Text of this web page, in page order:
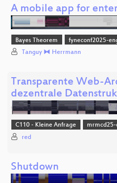
A mobile app for
Bayes Theorem fyneconf2025-
Tanguy ⧓ Herrmann
Transparente Web-
dezentrale
C110 - Kleine Anfrage mrmcd25-
red
Shutdown